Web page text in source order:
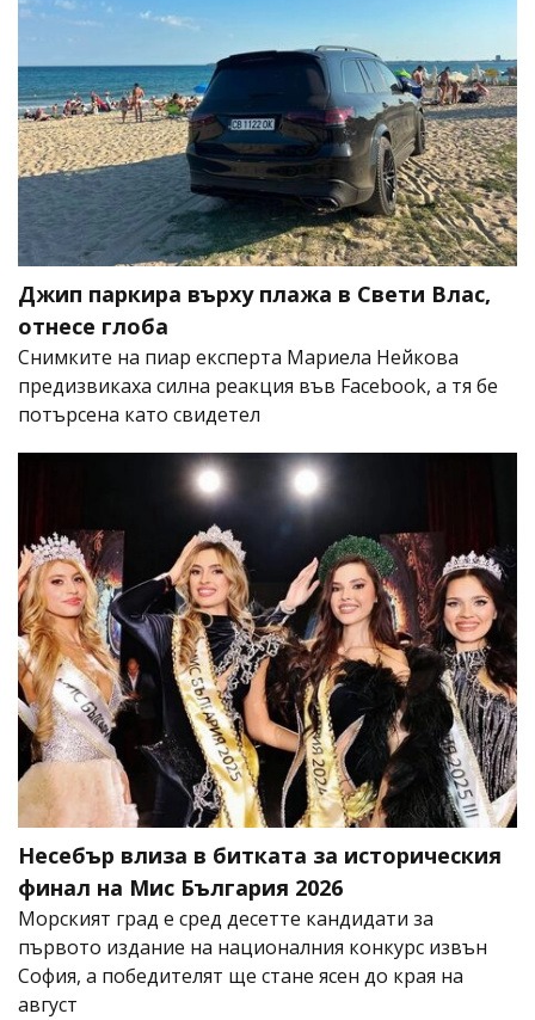
Джип паркира върху плажа в Свети Влас,
отнесе глоба
Снимките на пиар експерта Мариела Нейкова
предизвикаха силна реакция във Facebook, а тя бе
потърсена като свидетел
Несебър влиза в битката за историческия
финал на Мис България 2026
Морският град е сред десетте кандидати за
първото издание на националния конкурс извън
София, а победителят ще стане ясен до края на
август